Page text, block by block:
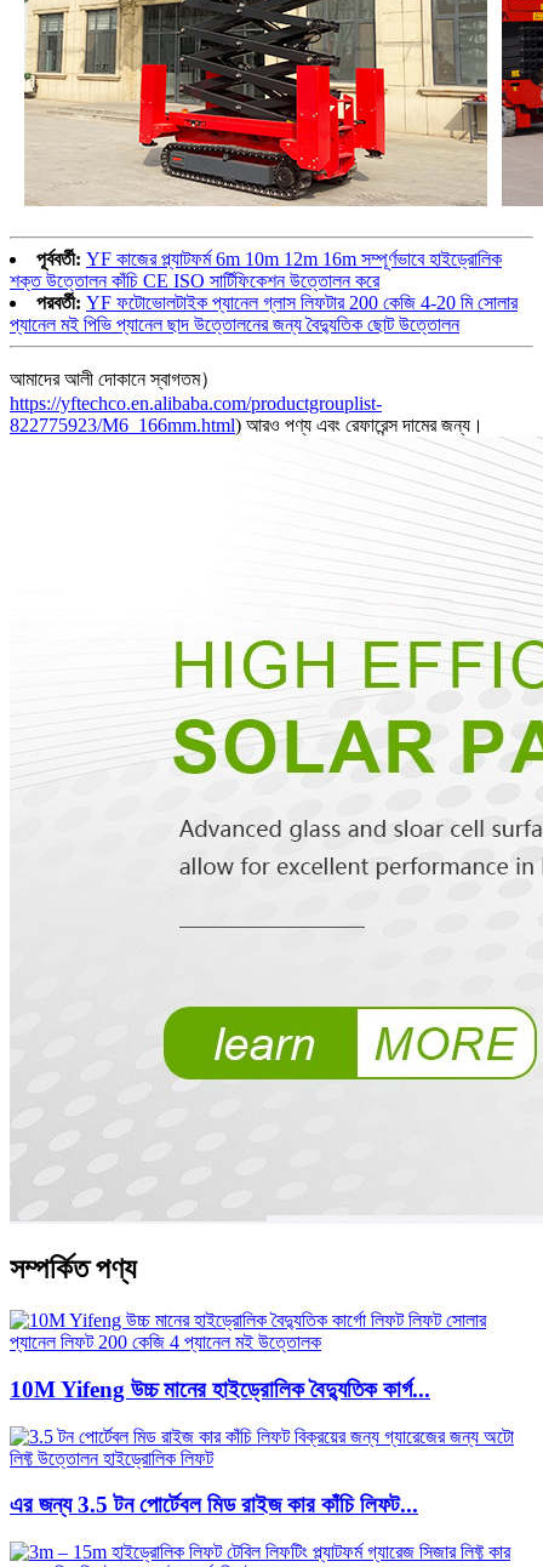
পূর্ববর্তী: YF কাজের প্ল্যাটফর্ম 6m 10m 12m 16m সম্পূর্ণভাবে হাইড্রোলিক
শক্ত উত্তোলন কাঁচি CE ISO সার্টিফিকেশন উত্তোলন করে
পরবর্তী: YF ফটোভোলটাইক প্যানেল গ্লাস লিফটার 200 কেজি 4-20 মি সোলার
প্যানেল মই পিভি প্যানেল ছাদ উত্তোলনের জন্য বৈদ্যুতিক ছোট উত্তোলন
আমাদের আলী দোকানে স্বাগতম）
https://yftechco.en.alibaba.com/productgrouplist-
822775923/M6_166mm.html) আরও পণ্য এবং রেফারেন্স দামের জন্য।
সম্পর্কিত পণ্য
10M Yifeng উচ্চ মানের হাইড্রোলিক বৈদ্যুতিক কার্গ...
এর জন্য 3.5 টন পোর্টেবল মিড রাইজ কার কাঁচি লিফট...